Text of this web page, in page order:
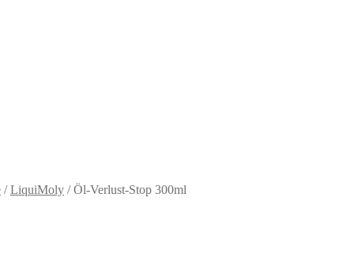
/LiquiMoly /Öl-Verlust-Stop 300ml